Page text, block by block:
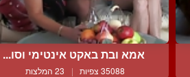
אמא ובת באקט אינטימי וסו...
35088 צפיות | 23 המלצות